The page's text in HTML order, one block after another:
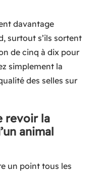
davantage
surtout s’ils sortent
de cinq à dix pour
simplement la
des selles sur
revoir la
animal
un point tous les